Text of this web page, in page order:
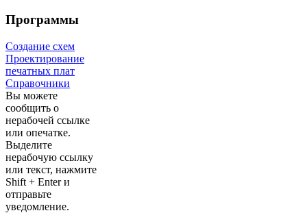
Программы
Создание схем
Проектирование
печатных плат
Справочники
Вы можете
сообщить о
нерабочей ссылке
или опечатке.
Выделите
нерабочую ссылку
или текст, нажмите
Shift + Enter и
отправьте
уведомление.